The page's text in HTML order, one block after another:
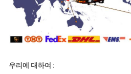
우리에 대하여 :